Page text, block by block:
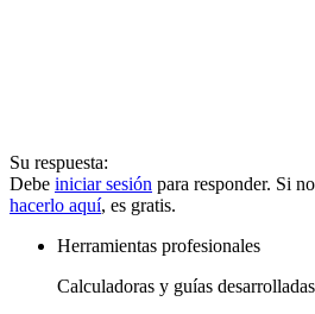
Su respuesta:
Debe iniciar sesión para responder. Si
hacerlo aquí, es gratis.
Herramientas profesionales
Calculadoras y guías